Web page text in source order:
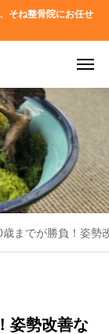
そね整骨院にお任せ
までが勝負！姿勢
姿勢改善な